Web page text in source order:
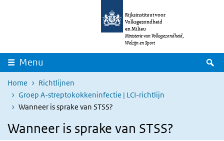
Overslaan en naar de inhoud gaan
Rijksinstituut voor
Volksgezondheid
en Milieu
Ministerie van Volksgezondheid,
Welzijn en Sport
Menu
Home
Richtlijnen
Groep A-streptokokkeninfectie | LCI-richtlijn
Wanneer is sprake van STSS?
Wanneer is sprake van STSS?